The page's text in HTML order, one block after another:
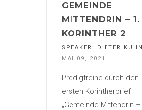
GEMEINDE
MITTENDRIN – 1.
KORINTHER 2
SPEAKER: DIETER KUHN
MAI 09, 2021
Predigtreihe durch den
ersten Korintherbrief
„Gemeinde Mittendrin –